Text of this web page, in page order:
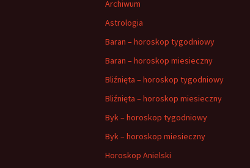
Archiwum
Astrologia
Baran – horoskop tygodniowy
Baran – horoskop miesieczny
Bliźnięta – horoskop tygodniowy
Bliźnięta – horoskop miesieczny
Byk – horoskop tygodniowy
Byk – horoskop miesieczny
Horoskop Anielski